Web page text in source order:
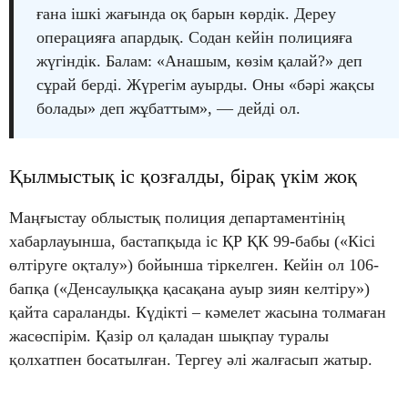
ғана ішкі жағында оқ барын көрдік. Дереу
операцияға апардық. Содан кейін полицияға
жүгіндік. Балам: «Анашым, көзім қалай?» деп
сұрай берді. Жүрегім ауырды. Оны «бәрі жақсы
болады» деп жұбаттым», — дейді ол.
Қылмыстық іс қозғалды, бірақ үкім жоқ
Маңғыстау облыстық полиция департаментінің
хабарлауынша, бастапқыда іс ҚР ҚК 99-бабы («Кісі
өлтіруге оқталу») бойынша тіркелген. Кейін ол 106-
бапқа («Денсаулыққа қасақана ауыр зиян келтіру»)
қайта сараланды. Күдікті – кәмелет жасына толмаған
жасөспірім. Қазір ол қаладан шықпау туралы
қолхатпен босатылған. Тергеу әлі жалғасып жатыр.